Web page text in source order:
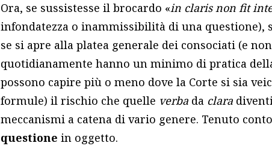
Ora, se sussistesse il brocardo «in claris non fit
infondatezza o inammissibilità di una questione),
se si apre alla platea generale dei consociati (e
quotidianamente hanno un minimo di pratica
possono capire più o meno dove la Corte si sia
formule) il rischio che quelle verba da clara
meccanismi a catena di vario genere. Tenuto
questione in oggetto.